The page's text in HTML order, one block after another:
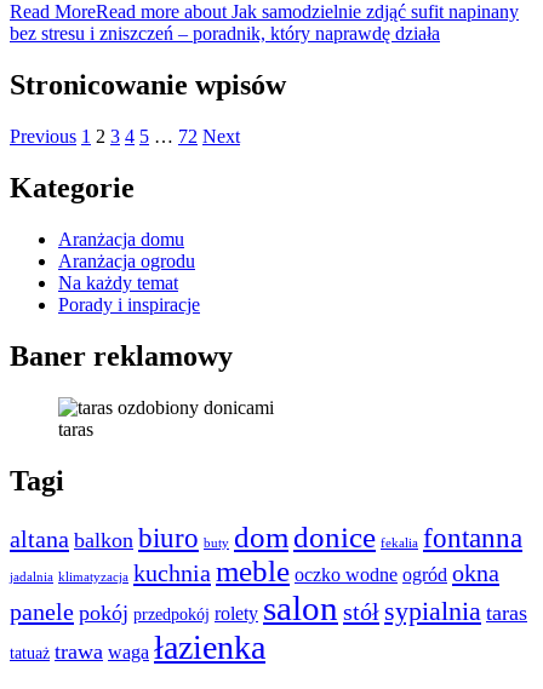
Read MoreRead more about Jak samodzielnie zdjąć sufit napinany
bez stresu i zniszczeń – poradnik, który naprawdę działa
Stronicowanie wpisów
Previous 1 2 3 4 5 … 72 Next
Kategorie
Aranżacja domu
Aranżacja ogrodu
Na każdy temat
Porady i inspiracje
Baner reklamowy
taras
Tagi
altana balkon biuro buty domdonice fekalia fontanna
jadalnia klimatyzacja kuchniameble oczko wodne ogród okna
panele pokój przedpokój rolety salon stół sypialnia taras
tatuaż trawa waga łazienka